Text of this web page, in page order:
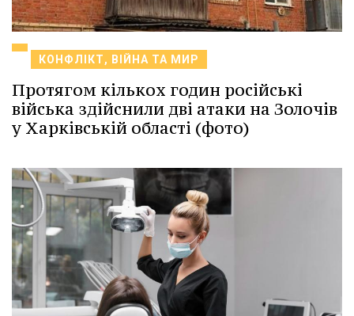
КОНФЛІКТ, ВІЙНА ТА МИР
Протягом кількох годин російські
війська здійснили дві атаки на Золочів
у Харківській області (фото)